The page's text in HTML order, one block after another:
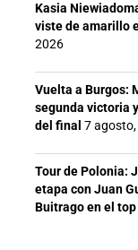
Kasia
viste de amarillo
2026
Vuelta a Burgos:
segunda victoria
del final 7
Tour de Polonia:
etapa con Juan
Buitrago en el